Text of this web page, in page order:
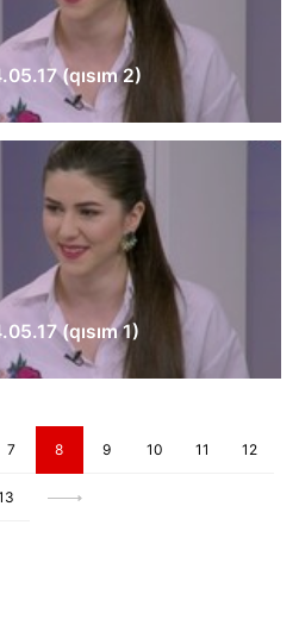
(qısım 2)
(qısım 1)
7 8 9 10 11 12